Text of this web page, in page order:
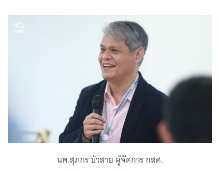
นพ.สุภกร บัวสาย ผู้จัดการ กสศ.